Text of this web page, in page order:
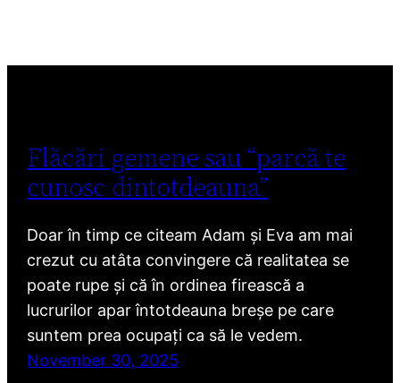
Flăcări gemene sau “parcă te
cunosc dintotdeauna”
Doar în timp ce citeam Adam și Eva am mai
crezut cu atâta convingere că realitatea se
poate rupe și că în ordinea firească a
lucrurilor apar întotdeauna breșe pe care
suntem prea ocupați ca să le vedem.
November 30, 2025